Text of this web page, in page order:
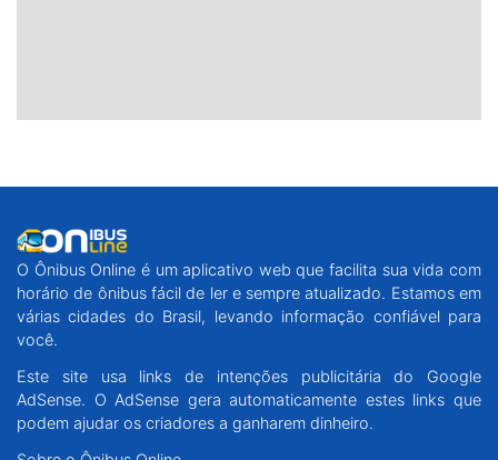
O Ônibus Online é um aplicativo web que facilita sua vida com
horário de ônibus fácil de ler e sempre atualizado. Estamos em
várias cidades do Brasil, levando informação confiável para
você.
Este site usa links de intenções publicitária do Google
AdSense. O AdSense gera automaticamente estes links que
podem ajudar os criadores a ganharem dinheiro.